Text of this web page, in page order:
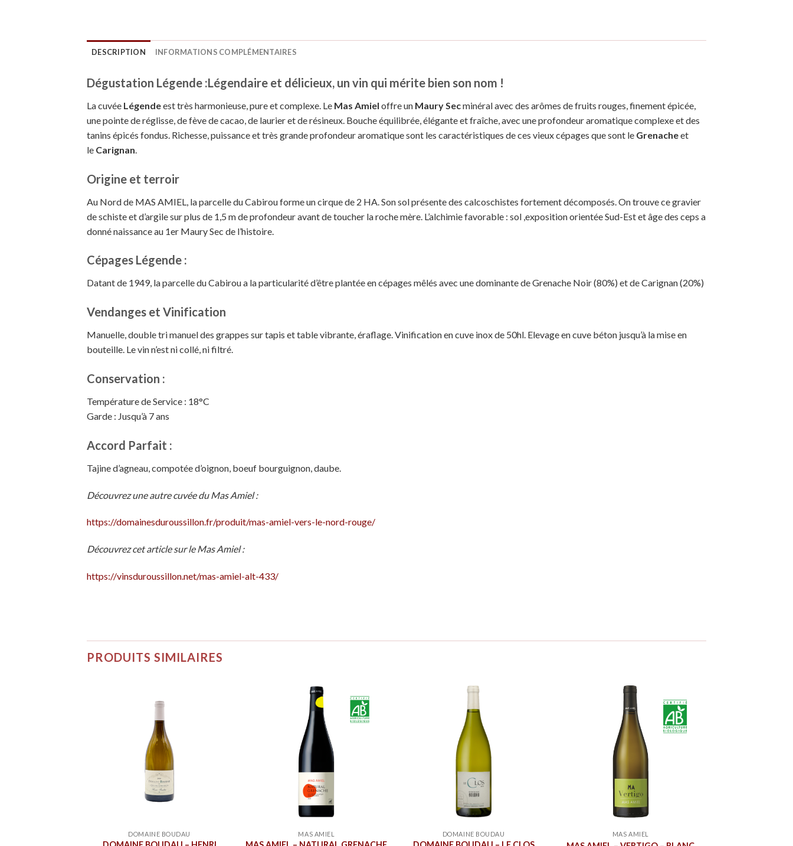
DESCRIPTION INFORMATIONS COMPLÉMENTAIRES
Dégustation Légende :Légendaire et délicieux, un vin qui mérite bien son nom !
La cuvée Légendeest très harmonieuse, pure et complexe. Le Mas Amiel offre un Maury Secminéral avec des arômes de fruits rouges, finement épicée,
une pointe de réglisse, de fève de cacao, de laurier et de résineux. Bouche équilibrée, élégante et fraîche, avec une profondeur aromatique complexe et des
tanins épicés fondus. Richesse, puissance et très grande profondeur aromatique sont les caractéristiques de ces vieux cépages que sont le Grenacheet
le Carignan.
Origine et terroir
Au Nord de MAS AMIEL, la parcelle du Cabirou forme un cirque de 2 HA. Son sol présente des calcoschistes fortement décomposés. On trouve ce gravier
de schiste et d’argile sur plus de 1,5 m de profondeur avant de toucher la roche mère. L’alchimie favorable : sol ,exposition orientée Sud-Est et âge des ceps a
donné naissance au 1er Maury Sec de l’histoire.
Cépages Légende :
Datant de 1949, la parcelle du Cabirou a la particularité d’être plantée en cépages mêlés avec une dominante de Grenache Noir (80%) et de Carignan (20%)
Vendanges et Vinification
Manuelle, double tri manuel des grappes sur tapis et table vibrante, éraflage. Vinification en cuve inox de 50hl. Elevage en cuve béton jusqu’à la mise en
bouteille. Le vin n’est ni collé, ni filtré.
Conservation :
Température de Service : 18°C
Garde : Jusqu’à 7 ans
Accord Parfait :
Tajine d’agneau, compotée d’oignon, boeuf bourguignon, daube.
Découvrez une autre cuvée du Mas Amiel :
https://domainesduroussillon.fr/produit/mas-amiel-vers-le-nord-rouge/
Découvrez cet article sur le Mas Amiel :
https://vinsduroussillon.net/mas-amiel-alt-433/
PRODUITS SIMILAIRES
DOMAINE BOUDAU MAS AMIEL DOMAINE BOUDAU MAS AMIEL